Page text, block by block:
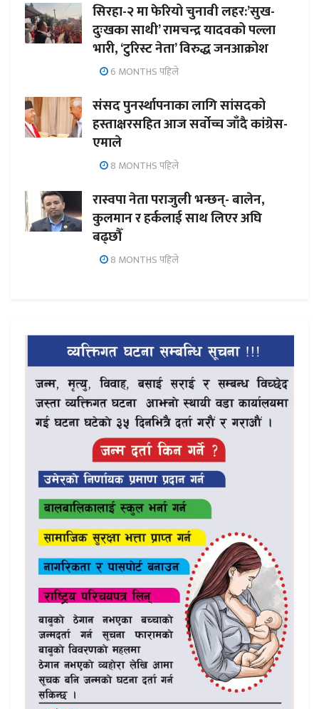
सिरहा-२ मा फेरियो चुनावी लहर:’सुख-
दुःखका साथी’ रामचन्द्र यादवको पल्ला
भारी, ‘टुरिस्ट नेता’ विरुद्ध जनआक्रोश
6 MONTHS पहिले
संसद पुनर्स्थापनाका लागि सांसदको
हस्ताक्षरसहित आज सर्वोच्च जाँदै कांग्रेस-
एमाले
8 MONTHS पहिले
रास्वपा नेता पराजुली भन्छन्- बालेन,
कुलमान र हर्कलाई साथ लिएर अघि
बढ्छौँ
8 MONTHS पहिले